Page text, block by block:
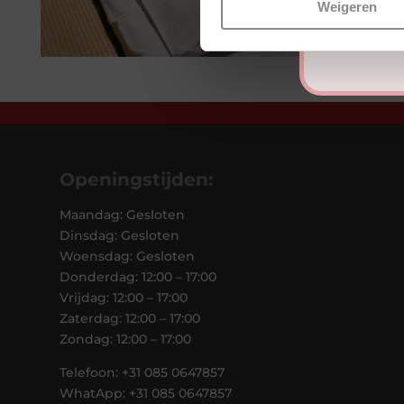
Weigeren
Openingstijden:
Maandag: Gesloten
Dinsdag: Gesloten
Woensdag: Gesloten
Donderdag: 12:00 – 17:00
Vrijdag: 12:00 – 17:00
Zaterdag: 12:00 – 17:00
Zondag: 12:00 – 17:00
Telefoon: +31 085 0647857
WhatApp: +31 085 0647857